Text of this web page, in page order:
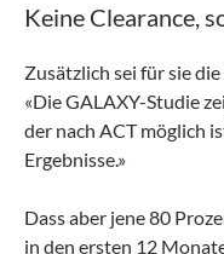
Keine Clearance,
Zusätzlich sei für sie
«Die GALAXY-Studie
der nach ACT möglich
Ergebnisse.»
Dass aber jene 80
in den ersten 12